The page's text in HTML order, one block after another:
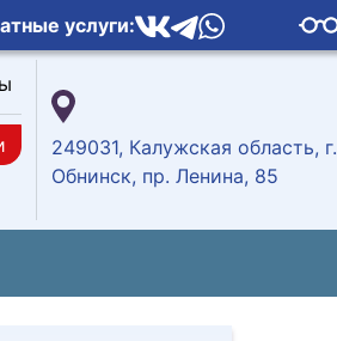
услуги:
249031, Калужская область, г.
Обнинск, пр. Ленина, 85